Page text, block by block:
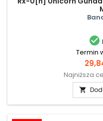

Termin
Najniższa
